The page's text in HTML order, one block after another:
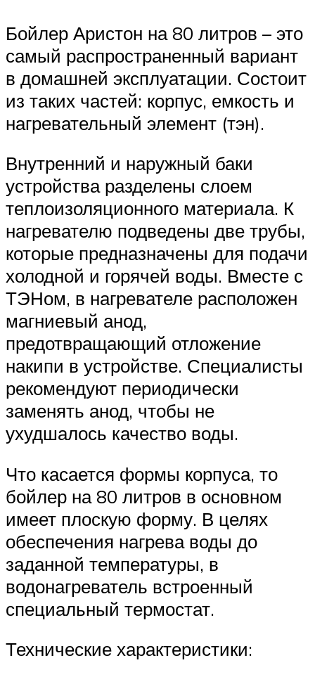
Бойлер Аристон на 80 литров – это
самый распространенный вариант
в домашней эксплуатации. Состоит
из таких частей: корпус, емкость и
нагревательный элемент (тэн).
Внутренний и наружный баки
устройства разделены слоем
теплоизоляционного материала. К
нагревателю подведены две трубы,
которые предназначены для подачи
холодной и горячей воды. Вместе с
ТЭНом, в нагревателе расположен
магниевый анод,
предотвращающий отложение
накипи в устройстве. Специалисты
рекомендуют периодически
заменять анод, чтобы не
ухудшалось качество воды.
Что касается формы корпуса, то
бойлер на 80 литров в основном
имеет плоскую форму. В целях
обеспечения нагрева воды до
заданной температуры, в
водонагреватель встроенный
специальный термостат.
Технические характеристики: